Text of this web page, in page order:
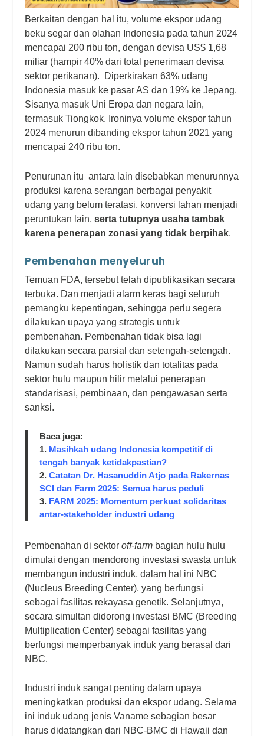
Berkaitan dengan hal itu, volume ekspor udang
beku segar dan olahan Indonesia pada tahun 2024
mencapai 200 ribu ton, dengan devisa US$ 1,68
miliar (hampir 40% dari total penerimaan devisa
sektor perikanan). Diperkirakan 63% udang
Indonesia masuk ke pasar AS dan 19% ke Jepang.
Sisanya masuk Uni Eropa dan negara lain,
termasuk Tiongkok. Ironinya volume ekspor tahun
2024 menurun dibanding ekspor tahun 2021 yang
mencapai 240 ribu ton.
Penurunan itu antara lain disebabkan menurunnya
produksi karena serangan berbagai penyakit
udang yang belum teratasi, konversi lahan menjadi
peruntukan lain,serta tutupnya usaha tambak
karena penerapan zonasi yang tidak berpihak.
Pembenahan menyeluruh
Temuan FDA, tersebut telah dipublikasikan secara
terbuka. Dan menjadi alarm keras bagi seluruh
pemangku kepentingan, sehingga perlu segera
dilakukan upaya yang strategis untuk
pembenahan. Pembenahan tidak bisa lagi
dilakukan secara parsial dan setengah-setengah.
Namun sudah harus holistik dan totalitas pada
sektor hulu maupun hilir melalui penerapan
standarisasi, pembinaan, dan pengawasan serta
sanksi.
Baca juga:
1. Masihkah udang Indonesia kompetitif di
tengah banyak ketidakpastian?
2.Catatan Dr. Hasanuddin Atjo pada Rakernas
SCI dan Farm 2025: Semua harus peduli
3. FARM 2025: Momentum perkuat solidaritas
antar-stakeholder industri udang
Pembenahan di sektoroff-farm bagian hulu hulu
dimulai dengan mendorong investasi swasta untuk
membangun industri induk, dalam hal ini NBC
(Nucleus Breeding Center), yang berfungsi
sebagai fasilitas rekayasa genetik. Selanjutnya,
secara simultan didorong investasi BMC (Breeding
Multiplication Center) sebagai fasilitas yang
berfungsi memperbanyak induk yang berasal dari
NBC.
Industri induk sangat penting dalam upaya
meningkatkan produksi dan ekspor udang. Selama
ini induk udang jenis Vaname sebagian besar
harus didatangkan dari NBC-BMC di Hawaii dan